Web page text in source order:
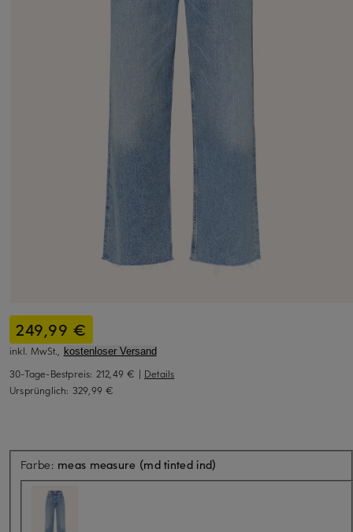
249,99 €
inkl. MwSt., kostenloser Versand
30-Tage-Bestpreis: 212,49 € | Details
Ursprünglich: 329,99 €
Farbe: meas measure (md tinted ind)